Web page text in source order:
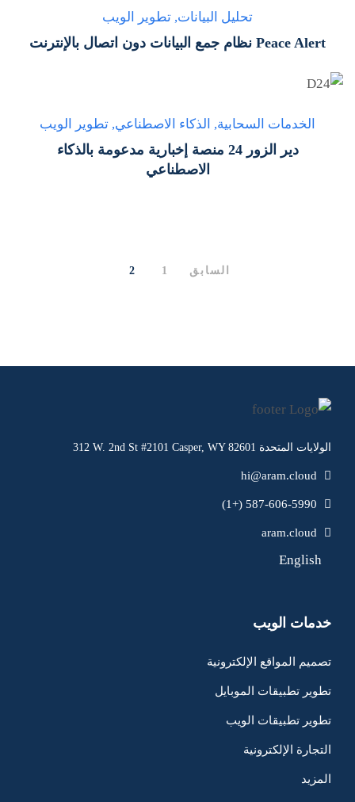
تحليل البيانات, تطوير الويب
Peace Alert نظام جمع البيانات دون اتصال بالإنترنت
الخدمات السحابية, الذكاء الاصطناعي, تطوير الويب
دير الزور 24 منصة إخبارية مدعومة بالذكاء
الاصطناعي
السابق 1
2
312 W. 2nd St #2101 Casper, WY 82601 الولايات المتحدة
hi@aram.cloud
587-606-5990 (+1)
aram.cloud
English
خدمات الويب
تصميم المواقع الإلكترونية
تطوير تطبيقات الموبايل
تطوير تطبيقات الويب
التجارة الإلكترونية
المزيد